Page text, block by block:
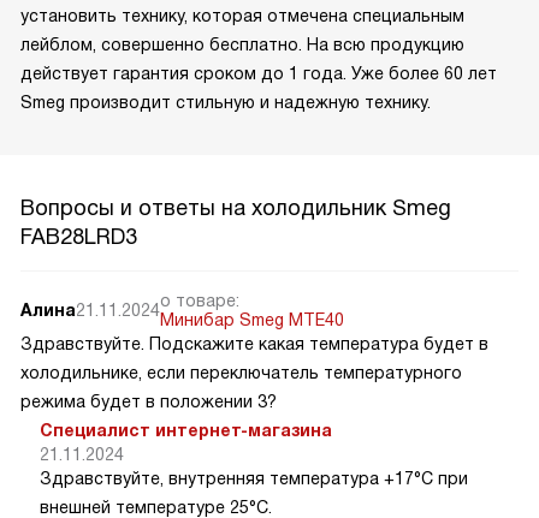
установить технику, которая отмечена специальным
лейблом, совершенно бесплатно. На всю продукцию
действует гарантия сроком до 1 года. Уже более 60 лет
Smeg производит стильную и надежную технику.
Вопросы и ответы на холодильник Smeg
FAB28LRD3
Алина21.11.2024о товаре:
Минибар Smeg MTE40
Здравствуйте. Подскажите какая температура будет в
холодильнике, если переключатель температурного
режима будет в положении 3?
Специалист интернет-магазина
21.11.2024
Здравствуйте, внутренняя температура +17°C при
внешней температуре 25°C.